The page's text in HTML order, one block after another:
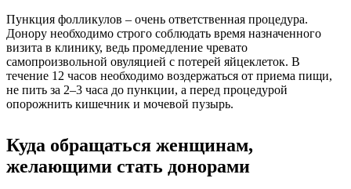
Пункция фолликулов – очень ответственная процедура.
Донору необходимо строго соблюдать время назначенного
визита в клинику, ведь промедление чревато
самопроизвольной овуляцией с потерей яйцеклеток. В
течение 12 часов необходимо воздержаться от приема пищи,
не пить за 2–3 часа до пункции, а перед процедурой
опорожнить кишечник и мочевой пузырь.
Куда обращаться женщинам,
желающими стать донорами